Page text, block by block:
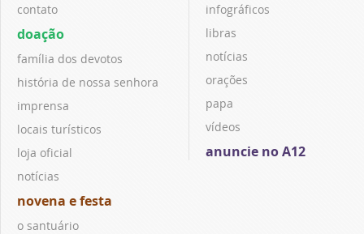
contato
doação
família dos devotos
história de nossa senhora
imprensa
locais turísticos
loja oficial
notícias
novena e festa
o santuário
infográficos
libras
notícias
orações
papa
vídeos
anuncie no A12